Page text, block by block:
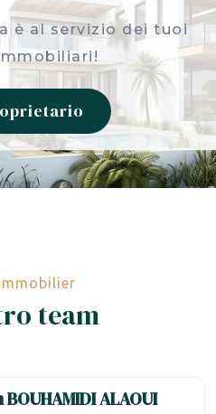
è al servizio dei tuoi
team
BOUHAMIDI ALAOUI